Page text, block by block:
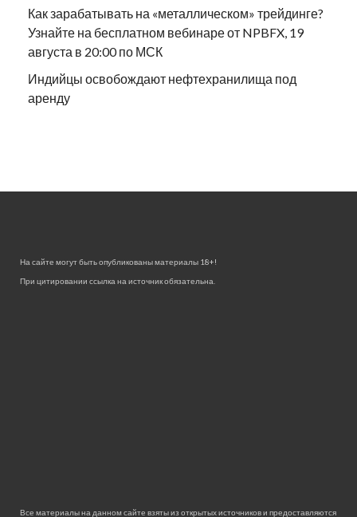
Как зарабатывать на «металлическом» трейдинге?
Узнайте на бесплатном вебинаре от NPBFX, 19
августа в 20:00 по МСК
Индийцы освобождают нефтехранилища под
аренду
На сайте могут быть опубликованы материалы 18+!
При цитировании ссылка на источник обязательна.
Все материалы на данном сайте взяты из открытых источников и предоставляются